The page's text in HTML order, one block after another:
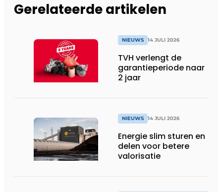
Gerelateerde artikelen
NIEUWS 14 JULI 2026
TVH verlengt de
garantieperiode naar
2 jaar
NIEUWS 14 JULI 2026
Energie slim sturen en
delen voor betere
valorisatie